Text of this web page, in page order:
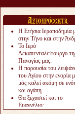
Η Ετήσια Ιεραποδημία
στην Τήνο και στην
Το Ιερό
Δεκαπενταλείτουργο
Παναγίας μας.
Η παρουσία του
του Αγίου στην ενορία
μάς καλεί ακόμη σε
και αγάπη.
Θα ξεχαστεί και το
Ευαγγέλιο;